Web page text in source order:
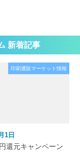
新着記事
印刷通販マーケット情報
1日
還元キャンペーン